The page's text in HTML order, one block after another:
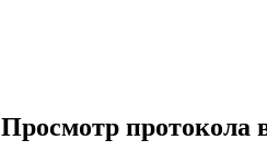
Просмотр протокола